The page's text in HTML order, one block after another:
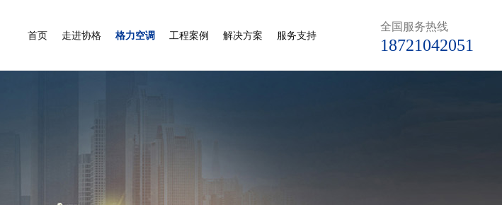
全国服务热线
18721042051
首页 走进协格 格力空调 工程案例 解决方案 服务支持